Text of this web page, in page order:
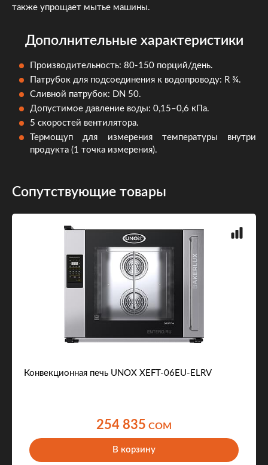
также упрощает мытье машины.
Дополнительные характеристики
Производительность: 80-150 порций/день.
Патрубок для подсоединения к водопроводу: R ¾.
Сливной патрубок: DN 50.
Допустимое давление воды: 0,15–0,6 кПa.
5 скоростей вентилятора.
Термощуп для измерения температуры внутри
продукта (1 точка измерения).
Сопутствующие товары
Конвекционная печь UNOX XEFT-06EU-ELRV
254 835 COM
В корзину